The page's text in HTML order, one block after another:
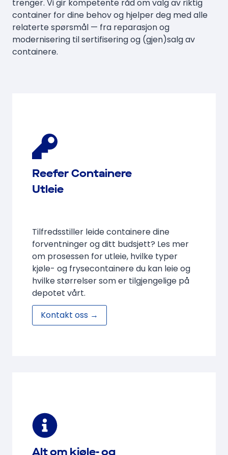
trenger. Vi gir kompetente råd om valg av riktig
container for dine behov og hjelper deg med alle
relaterte spørsmål — fra reparasjon og
modernisering til sertifisering og (gjen)salg av
containere.
Reefer Containere
Utleie
Tilfredsstiller leide containere dine
forventninger og ditt budsjett? Les mer
om prosessen for utleie, hvilke typer
kjøle- og frysecontainere du kan leie og
hvilke størrelser som er tilgjengelige på
depotet vårt.
Kontakt oss →
Alt om kjøle- og